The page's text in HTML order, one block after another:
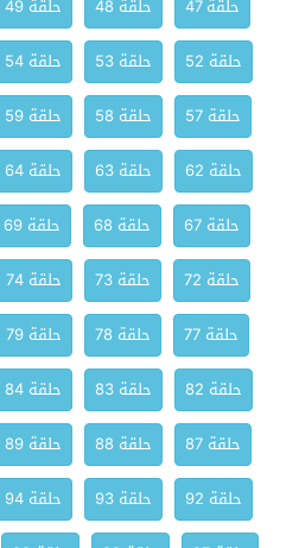
حلقة 47
حلقة 48 حلقة 49
حلقة 52
حلقة 53 حلقة 54
حلقة 57
حلقة 58 حلقة 59
حلقة 62
حلقة 63 حلقة 64
حلقة 67
حلقة 68 حلقة 69
حلقة 72
حلقة 73 حلقة 74
حلقة 77
حلقة 78 حلقة 79
حلقة 82
حلقة 83 حلقة 84
حلقة 87
حلقة 88 حلقة 89
حلقة 92
حلقة 93 حلقة 94